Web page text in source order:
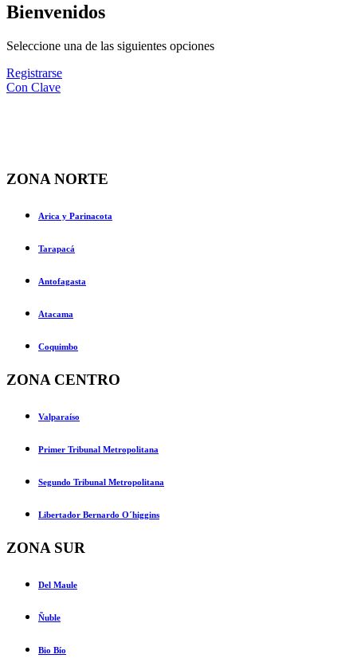
Bienvenidos
Seleccione una de las siguientes opciones
Registrarse
Con Clave
ZONA NORTE
Arica y Parinacota
Tarapacá
Antofagasta
Atacama
Coquimbo
ZONA CENTRO
Valparaíso
Primer Tribunal Metropolitana
Segundo Tribunal Metropolitana
Libertador Bernardo O´higgins
ZONA SUR
Del Maule
Ñuble
Bio Bío